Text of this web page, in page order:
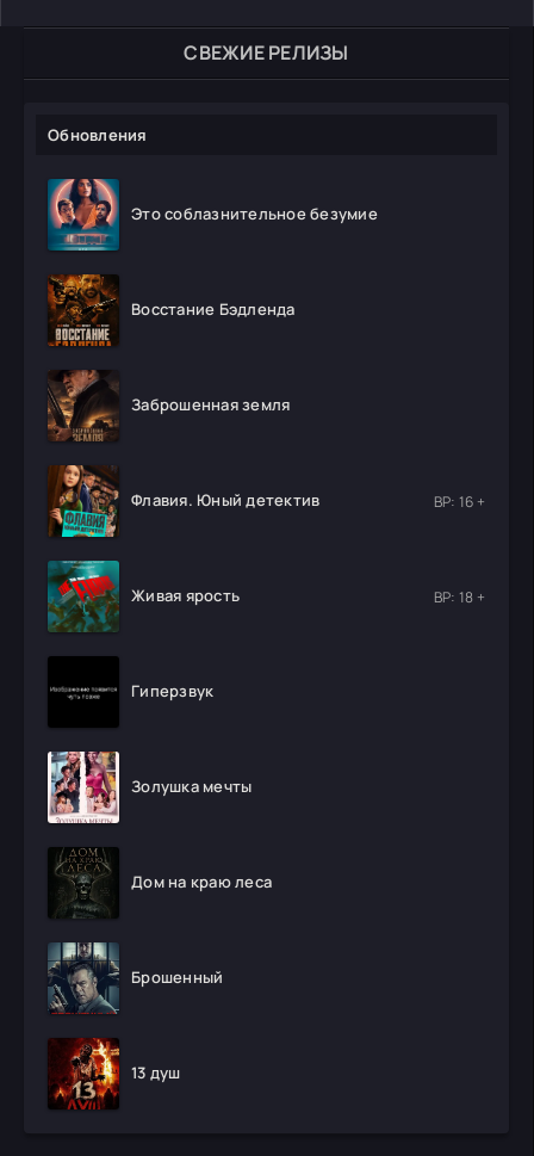
СВЕЖИЕ РЕЛИЗЫ
Обновления
Это соблазнительное безумие
Восстание Бэдленда
Заброшенная земля
Флавия. Юный детектив ВР: 16 +
Живая ярость ВР: 18 +
Гиперзвук
Золушка мечты
Дом на краю леса
Брошенный
13 душ